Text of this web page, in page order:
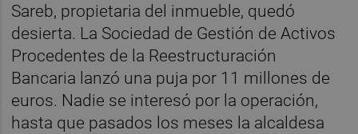
Sareb, propietaria del inmueble, quedó
desierta. La Sociedad de Gestión de Activos
Procedentes de la Reestructuración
Bancaria lanzó una puja por 11 millones de
euros. Nadie se interesó por la operación,
hasta que pasados los meses la alcaldesa